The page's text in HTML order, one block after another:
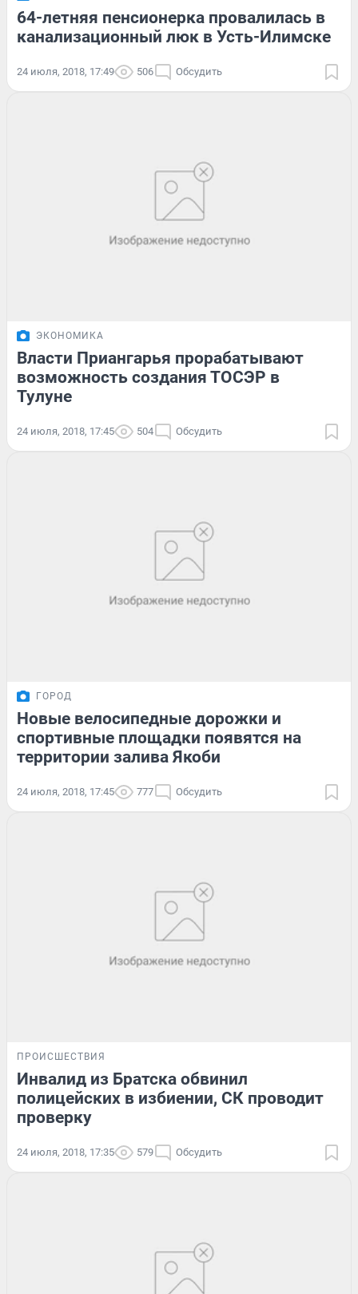
64-летняя пенсионерка провалилась в
канализационный люк в Усть-Илимске
24 июля, 2018, 17:49 506 Обсудить
ЭКОНОМИКА
Власти Приангарья прорабатывают
возможность создания ТОСЭР в
Тулуне
24 июля, 2018, 17:45 504 Обсудить
ГОРОД
Новые велосипедные дорожки и
спортивные площадки появятся на
территории залива Якоби
24 июля, 2018, 17:45 777 Обсудить
ПРОИСШЕСТВИЯ
Инвалид из Братска обвинил
полицейских в избиении, СК проводит
проверку
24 июля, 2018, 17:35 579 Обсудить